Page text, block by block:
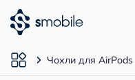
Чохли для AirPods